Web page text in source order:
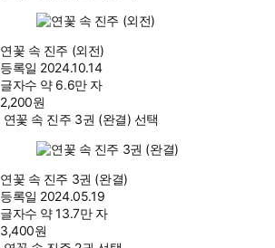
연꽃 속 진주 (외전)
등록일 2024.10.14
글자수 약 6.6만 자
2,200원
연꽃 속 진주 3권 (완결) 선택
연꽃 속 진주 3권 (완결)
등록일 2024.05.19
글자수 약 13.7만 자
3,400원